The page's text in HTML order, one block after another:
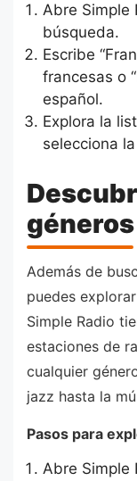
Abre Simple
búsqueda.
Escribe
francesas o
español.
Explora la
selecciona
Además de
puedes
Simple Radio
estaciones de
cualquier
jazz hasta la
Pasos para
Abre Simple